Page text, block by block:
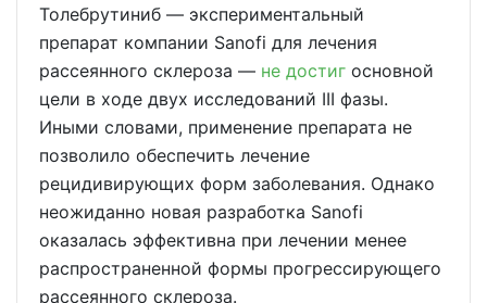
Толебрутиниб — экспериментальный
препарат компании Sanofi для лечения
рассеянного склероза — не достиг основной
цели в ходе двух исследований III фазы.
Иными словами, применение препарата не
позволило обеспечить лечение
рецидивирующих форм заболевания. Однако
неожиданно новая разработка Sanofi
оказалась эффективна при лечении менее
распространенной формы прогрессирующего
рассеянного склероза.